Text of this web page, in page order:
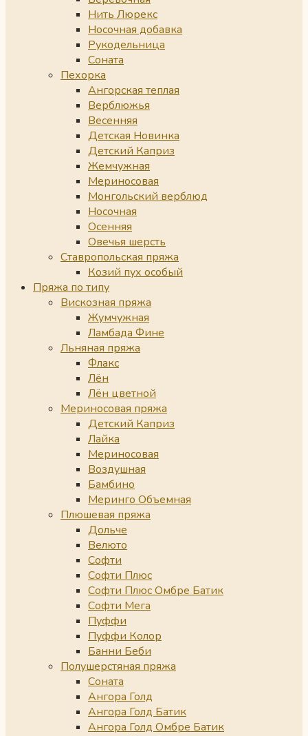
Нить Люрекс
Носочная добавка
Рукодельница
Соната
Пехорка
Ангорская теплая
Верблюжья
Весенняя
Детская Новинка
Детский Каприз
Жемчужная
Мериносовая
Монгольский верблюд
Носочная
Осенняя
Овечья шерсть
Ставропольская пряжа
Козий пух особый
Пряжа по типу
Вискозная пряжа
Жумчужная
Ламбада Фине
Льняная пряжа
Флакс
Лён
Лён цветной
Мериносовая пряжа
Детский Каприз
Лайка
Мериносовая
Воздушная
Бамбино
Меринго Объемная
Плюшевая пряжа
Дольче
Велюто
Софти
Софти Плюс
Софти Плюс Омбре Батик
Софти Мега
Пуффи
Пуффи Колор
Банни Беби
Полушерстяная пряжа
Соната
Ангора Голд
Ангора Голд Батик
Ангора Голд Омбре Батик